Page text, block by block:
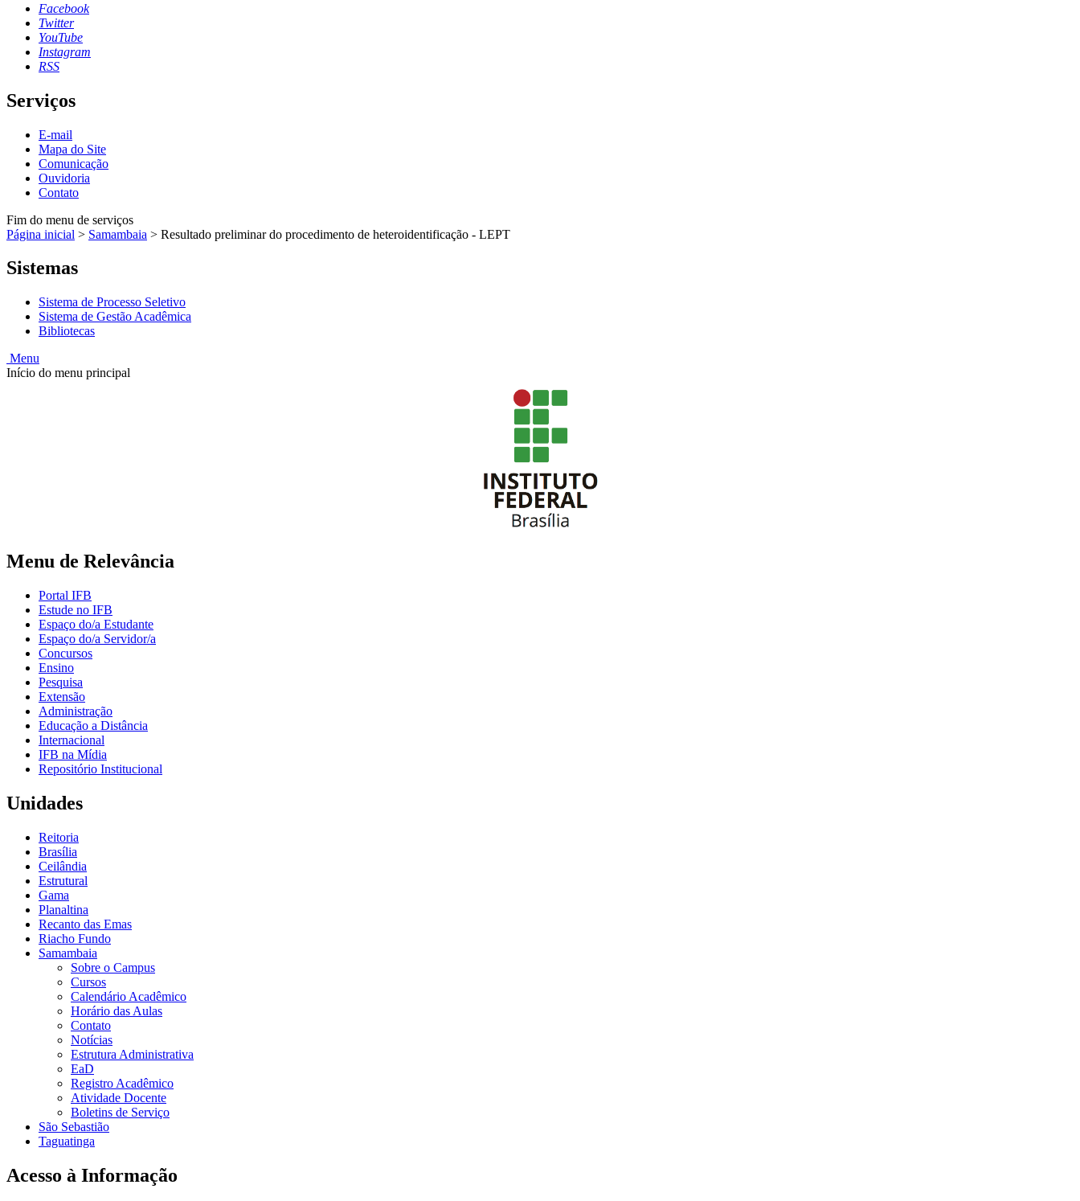
Facebook
Twitter
YouTube
Instagram
RSS
Serviços
E-mail
Mapa do Site
Comunicação
Ouvidoria
Contato
Fim do menu de serviços
Página inicial > Samambaia > Resultado preliminar do procedimento de heteroidentificação - LEPT
Sistemas
Sistema de Processo Seletivo
Sistema de Gestão Acadêmica
Bibliotecas
Menu
Início do menu principal
Menu de Relevância
Portal IFB
Estude no IFB
Espaço do/a Estudante
Espaço do/a Servidor/a
Concursos
Ensino
Pesquisa
Extensão
Administração
Educação a Distância
Internacional
IFB na Mídia
Repositório Institucional
Unidades
Reitoria
Brasília
Ceilândia
Estrutural
Gama
Planaltina
Recanto das Emas
Riacho Fundo
Samambaia
Sobre o Campus
Cursos
Calendário Acadêmico
Horário das Aulas
Contato
Notícias
Estrutura Administrativa
EaD
Registro Acadêmico
Atividade Docente
Boletins de Serviço
São Sebastião
Taguatinga
Acesso à Informação